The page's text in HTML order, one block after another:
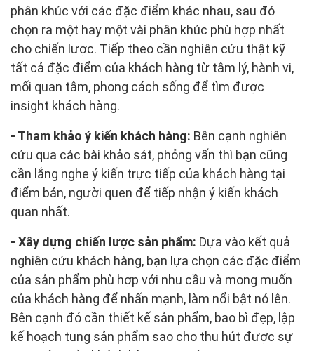
phân khúc với các đặc điểm khác nhau, sau đó
chọn ra một hay một vài phân khúc phù hợp nhất
cho chiến lược. Tiếp theo cần nghiên cứu thật kỹ
tất cả đặc điểm của khách hàng từ tâm lý, hành vi,
mối quan tâm, phong cách sống để tìm được
insight khách hàng.
- Tham khảo ý kiến khách hàng: Bên cạnh nghiên
cứu qua các bài khảo sát, phỏng vấn thì bạn cũng
cần lắng nghe ý kiến trực tiếp của khách hàng tại
điểm bán, người quen để tiếp nhận ý kiến khách
quan nhất.
- Xây dựng chiến lược sản phẩm: Dựa vào kết quả
nghiên cứu khách hàng, bạn lựa chọn các đặc điểm
của sản phẩm phù hợp với nhu cầu và mong muốn
của khách hàng để nhấn mạnh, làm nổi bật nó lên.
Bên cạnh đó cần thiết kế sản phẩm, bao bì đẹp, lập
kế hoạch tung sản phẩm sao cho thu hút được sự